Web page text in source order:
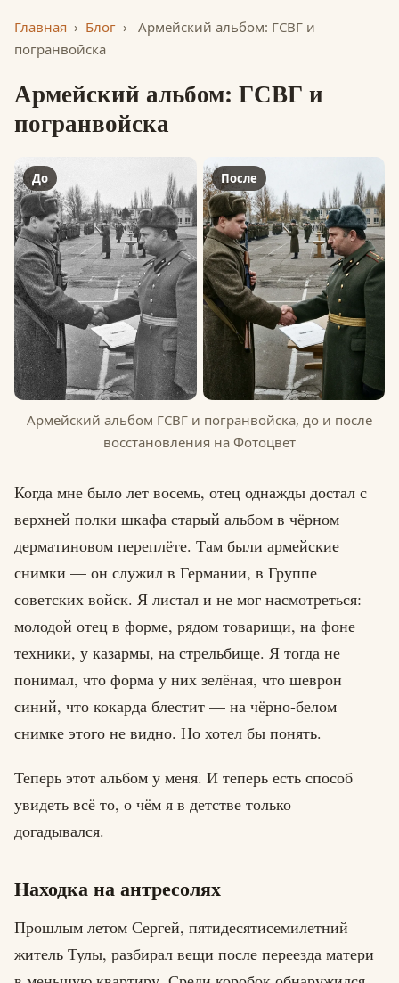
Главная › Блог ›
Армейский альбом: ГСВГ и
погранвойска
Армейский альбом: ГСВГ и
погранвойска
До После
Армейский альбом ГСВГ и погранвойска, до и после
восстановления на Фотоцвет
Когда мне было лет восемь, отец однажды достал с
верхней полки шкафа старый альбом в чёрном
дерматиновом переплёте. Там были армейские
снимки — он служил в Германии, в Группе
советских войск. Я листал и не мог насмотреться:
молодой отец в форме, рядом товарищи, на фоне
техники, у казармы, на стрельбище. Я тогда не
понимал, что форма у них зелёная, что шеврон
синий, что кокарда блестит — на чёрно-белом
снимке этого не видно. Но хотел бы понять.
Теперь этот альбом у меня. И теперь есть способ
увидеть всё то, о чём я в детстве только
догадывался.
Находка на антресолях
Прошлым летом Сергей, пятидесятисемилетний
житель Тулы, разбирал вещи после переезда матери